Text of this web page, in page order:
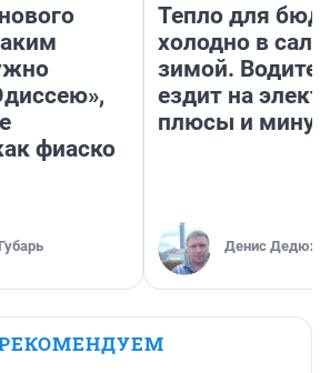
фиаско
Тепло для
холодно в
зимой.
ездит на
плюсы и
Денис